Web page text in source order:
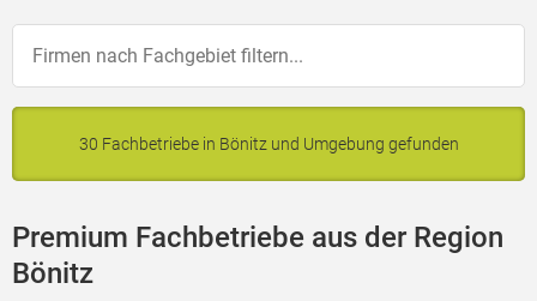
30 Fachbetriebe in Bönitz und Umgebung gefunden
Premium Fachbetriebe aus der Region
Bönitz